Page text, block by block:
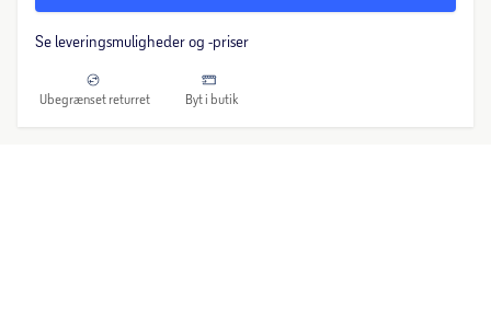
Se leveringsmuligheder og -priser
Ubegrænset returret Byt i butik